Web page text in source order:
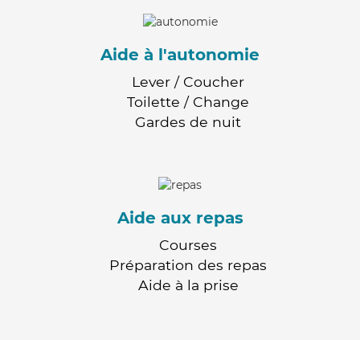
Aide à l'autonomie
Lever / Coucher
Toilette / Change
Gardes de nuit
Aide aux repas
Courses
Préparation des repas
Aide à la prise